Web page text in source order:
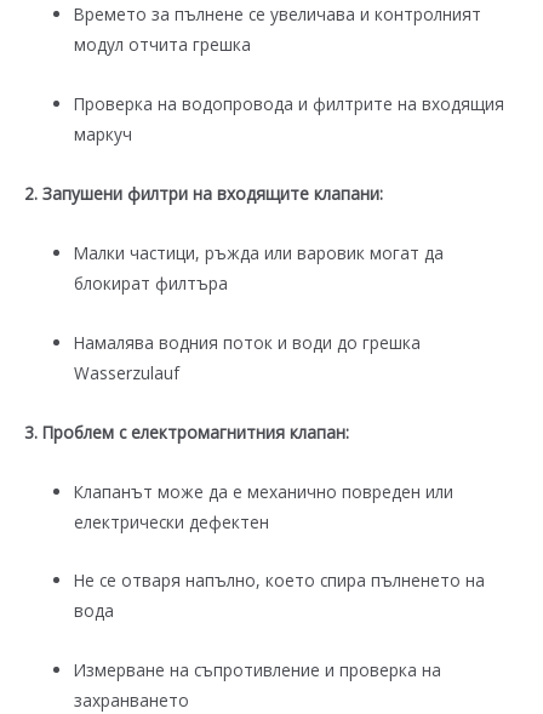
Времето за пълнене се увеличава и контролният
модул отчита грешка
Проверка на водопровода и филтрите на входящия
маркуч
2. Запушени филтри на входящите клапани:
Малки частици, ръжда или варовик могат да
блокират филтъра
Намалява водния поток и води до грешка
Wasserzulauf
3. Проблем с електромагнитния клапан:
Клапанът може да е механично повреден или
електрически дефектен
Не се отваря напълно, което спира пълненето на
вода
Измерване на съпротивление и проверка на
захранването